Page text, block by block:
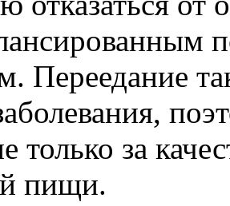
Переедание
только за
пищи.